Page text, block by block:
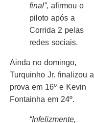
final”, afirmou o
piloto após a
Corrida 2 pelas
redes sociais.
Ainda no domingo,
Turquinho Jr. finalizou a
prova em 16º e Kevin
Fontainha em 24º.
“Infelizmente,